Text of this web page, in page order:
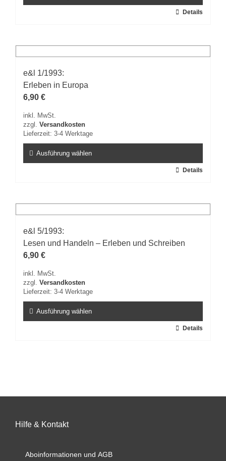
mehrere
Varianten
Die
Optionen
können
der
Produktseite
werden
Details
e&l 1/1993:
Erleben in Europa
6,90 €
inkl. MwSt.
zzgl. Versandkosten
Lieferzeit: 3-4 Werktage
Ausführung wählen
mehrere
Varianten
Die
Optionen
können
der
Produktseite
werden
Details
e&l 5/1993:
Lesen und Handeln – Erleben und Schreiben
6,90 €
inkl. MwSt.
zzgl. Versandkosten
Lieferzeit: 3-4 Werktage
Ausführung wählen
auf
gewählt
Details
Hilfe & Kontakt
Aboinformationen und AGB